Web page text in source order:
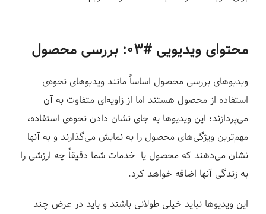
محتوای ویدیویی #۰۳: بررسی محصول
ویدیوهای بررسی محصول اساساً مانند ویدیوهای نحوه‌ی
استفاده از محصول هستند اما از زاویه‌ای متفاوت به آن
می‌پردازند؛ این ویدیوها به جای نشان دادن نحوه‌ی استفاده،
مهم‌ترین ویژگی‌های محصول را به نمایش می‌گذارند و به آنها
نشان می‌دهند که محصول یا خدمات شما دقیقاً چه ارزشی را
به زندگی آنها اضافه خواهد کرد.
این ویدیوها نباید خیلی طولانی باشند و باید در عرض چند